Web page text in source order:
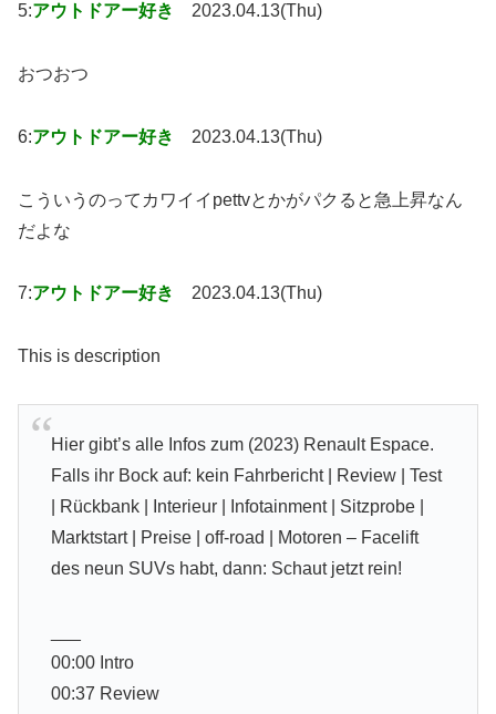
5:アウトドアー好き 2023.04.13(Thu)
おつおつ
6:アウトドアー好き 2023.04.13(Thu)
こういうのってカワイイpettvとかがパクると急上昇なん
だよな
7:アウトドアー好き 2023.04.13(Thu)
This is description
Hier gibt’s alle Infos zum (2023) Renault Espace.
Falls ihr Bock auf: kein Fahrbericht | Review | Test
| Rückbank | Interieur | Infotainment | Sitzprobe |
Marktstart | Preise | off-road | Motoren – Facelift
des neun SUVs habt, dann: Schaut jetzt rein!
00:00 Intro
00:37 Review